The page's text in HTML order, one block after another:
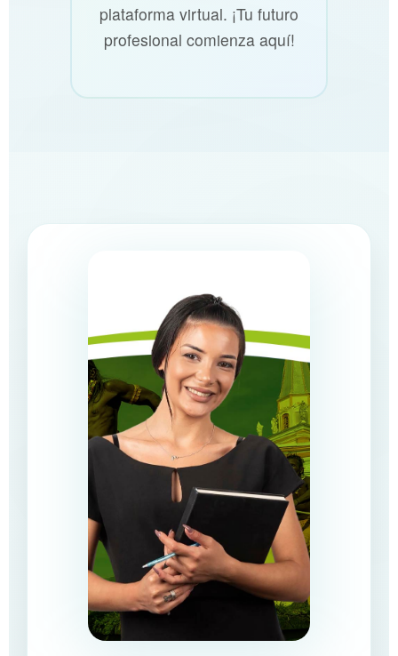
plataforma virtual. ¡Tu futuro
profesional comienza aquí!